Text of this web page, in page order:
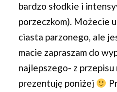
bardzo słodkie i
porzeczkom). Możecie
ciasta parzonego, ale
macie zapraszam do
najlepszego- z
prezentuję poniżej